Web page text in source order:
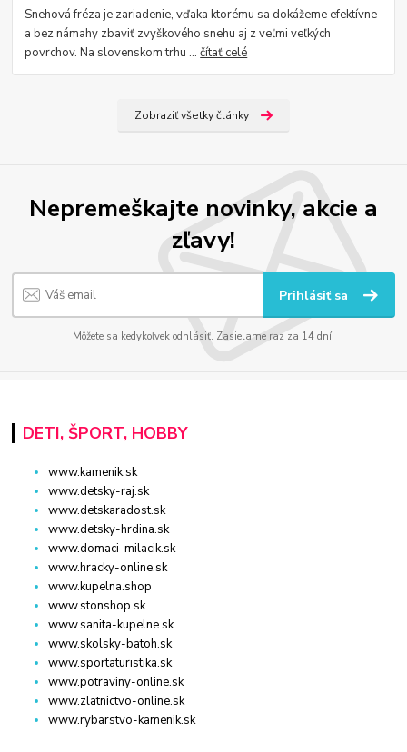
Snehová fréza je zariadenie, vďaka ktorému sa dokážeme efektívne
a bez námahy zbaviť zvyškového snehu aj z veľmi veľkých
povrchov. Na slovenskom trhu ...čítať celé
Zobraziť všetky články
Nepremeškajte novinky, akcie a
zľavy!
Prihlásiť sa
Môžete sa kedykoľvek odhlásiť. Zasielame raz za 14 dní.
DETI, ŠPORT, HOBBY
www.kamenik.sk
www.detsky-raj.sk
www.detskaradost.sk
www.detsky-hrdina.sk
www.domaci-milacik.sk
www.hracky-online.sk
www.kupelna.shop
www.stonshop.sk
www.sanita-kupelne.sk
www.skolsky-batoh.sk
www.sportaturistika.sk
www.potraviny-online.sk
www.zlatnictvo-online.sk
www.rybarstvo-kamenik.sk